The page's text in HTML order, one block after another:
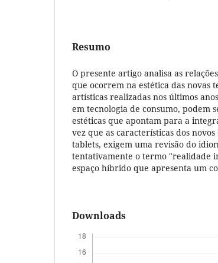
Resumo
O presente artigo analisa as
que ocorrem na estética das novas
artísticas realizadas nos últimos
em tecnologia de consumo, podem
estéticas que apontam para a
vez que as características dos
tablets, exigem uma revisão do
tentativamente o termo "realidade
espaço híbrido que apresenta um
Downloads